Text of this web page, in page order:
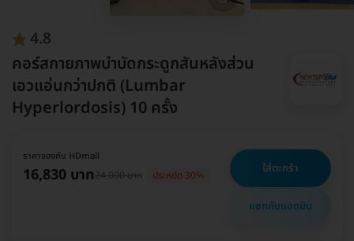
4.8
คอร์สกายภาพบำบัดกระดูกสันหลังส่วน
เอวแอ่นกว่าปกติ (Lumbar
Hyperlordosis) 10 ครั้ง
ราคาจองกับ HDmall
16,830 บาท24,000 บาท ประหยัด 30% ใส่ตะกร้า
แชทกับแอดมิน